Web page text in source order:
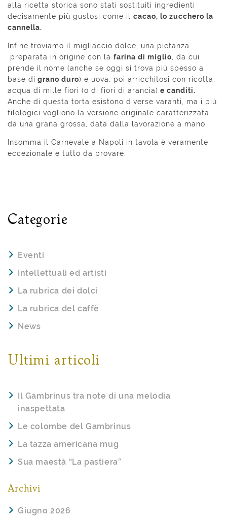
alla ricetta storica sono stati sostituiti ingredienti
decisamente più gustosi come il cacao, lo zucchero la
cannella.
Infine troviamo il migliaccio dolce, una pietanza
preparata in origine con la farina di miglio , da cui
prende il nome (anche se oggi si trova più spesso a
base di grano duro) e uova, poi arricchitosi con ricotta,
acqua di mille fiori (o di fiori di arancia) e canditi.
Anche di questa torta esistono diverse varanti, ma i più
filologici vogliono la versione originale caratterizzata
da una grana grossa, data dalla lavorazione a mano.
Insomma il Carnevale a Napoli in tavola è veramente
eccezionale e tutto da provare.
Categorie
Eventi
Intellettuali ed artisti
La rubrica dei dolci
La rubrica del caffè
News
Ultimi articoli
Il Gambrinus tra note di una melodia
inaspettata
Le colombe del Gambrinus
La tazza americana mug
Sua maestà “La pastiera”
Archivi
Giugno 2026